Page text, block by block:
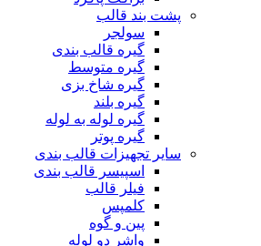
پشت بند قالب
سولجر
گیره قالب بندی
گیره متوسط
گیره شاخ بزی
گیره بلند
گیره لوله به لوله
گیره پوتر
سایر تجهیزات قالب بندی
اسپیسر قالب بندی
فیلر قالب
کلمپس
پین و گوه
واشر دو لوله